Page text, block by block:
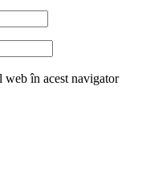
web în acest navigator